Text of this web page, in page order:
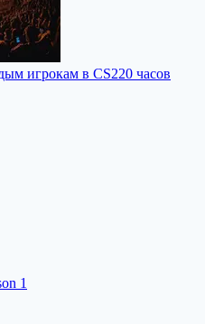
игрокам в CS220 часов
1